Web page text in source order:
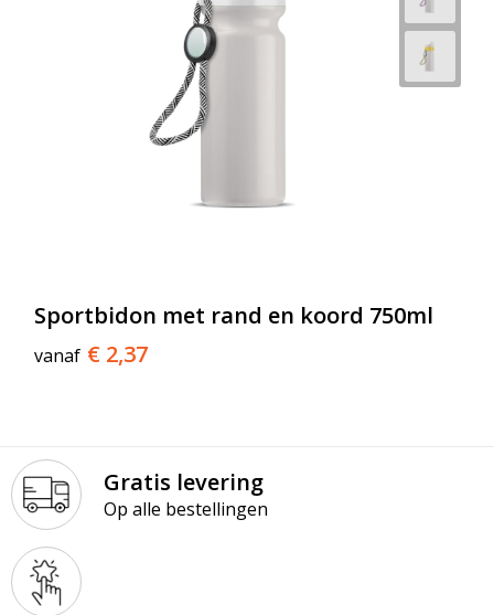
Sportbidon met rand en koord 750ml
vanaf € 2,37
Gratis levering
Op alle bestellingen